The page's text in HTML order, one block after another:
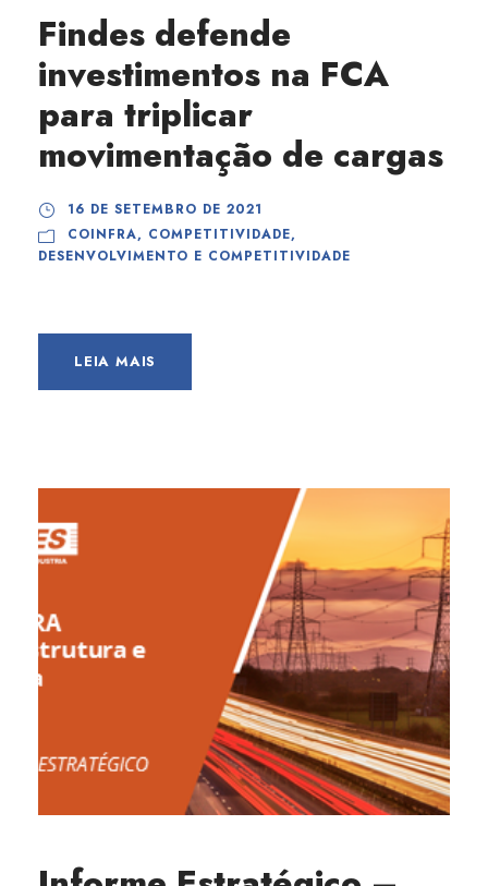
Findes defende
investimentos na FCA
para triplicar
movimentação de cargas
16 DE SETEMBRO DE 2021
COINFRA, COMPETITIVIDADE,
DESENVOLVIMENTO E COMPETITIVIDADE
LEIA MAIS